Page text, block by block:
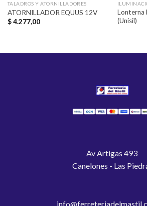
TALADROS Y ATORNILLADORES
ATORNILLADOR EQUUS 12V
$4.277,00
Lonterna
(Unisil)
Av Artigas 493
Canelones - Las